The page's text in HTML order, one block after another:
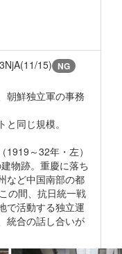
15) NG
朝鮮独立軍の事務
同じ規模。
～32年・左）
物跡。重慶に落ち
など中国南部の都
の間、抗日統一戦
で活動する独立運
統合の話し合いが